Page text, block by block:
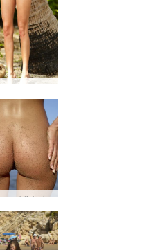
Ruslana Kokosrieksti #11
Jūlijas publisks kailums #11